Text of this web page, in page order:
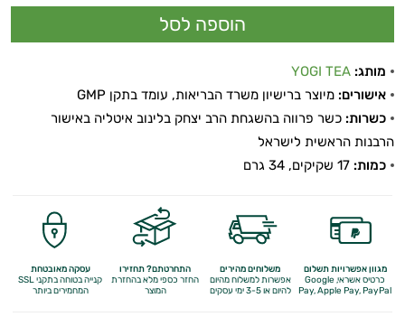
מותג: YOGI TEA
אישורים: מיוצר ברישיון משרד הבריאות, עומד בתקן GMP
כשרות: כשר פרווה בהשגחת הרב יצחק בלינוב איטליה באישור
הרבנות הראשית לישראל
כמות:
מגוון אפשרויות תשלום
כרטיס אשראי, Google
Pay,Apple Pay, PayPal
משלוחים מהירים
אפשרות למשלוח מהיום
להיום או 3-5 ימי עסקים
התחרטתם? תחזירו
החזר כספי מלאבהחזרת
המוצר
עסקה מאובטחת
קנייה בטוחה בתקני SSL
המחמירים ביותר